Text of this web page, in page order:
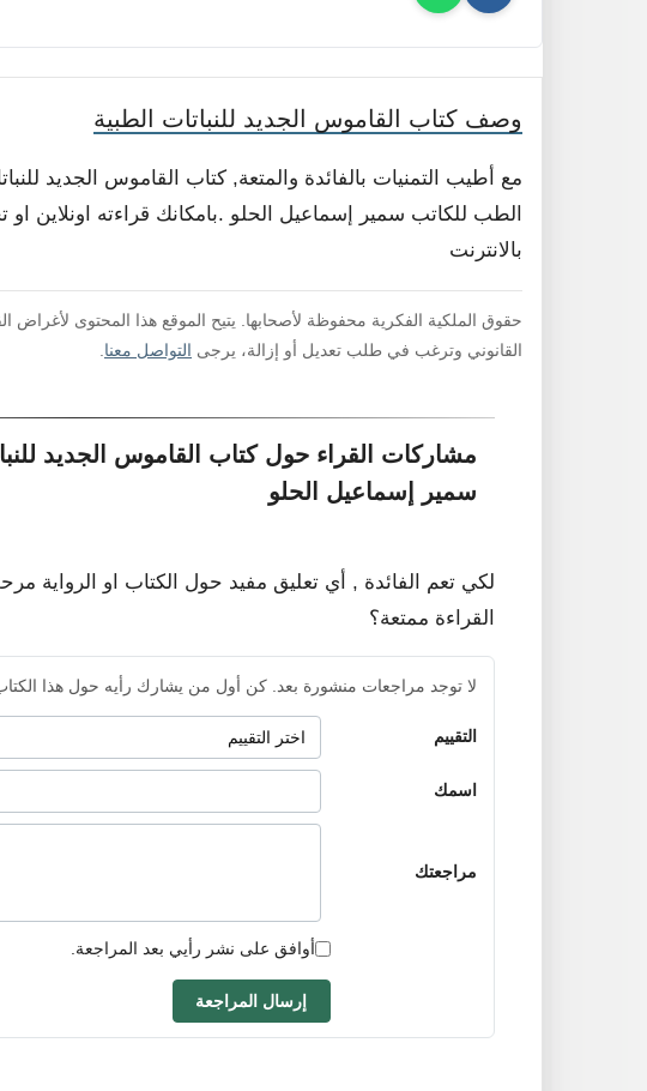
وصف كتاب القاموس الجديد للنباتات الطبية
مع أطيب التمنيات بالفائدة والمتعة, كتاب القاموس الجديد
الطب للكاتب سمير إسماعيل الحلو .بامكانك قراءته اونلاين
بالانترنت
حقوق الملكية الفكرية محفوظة لأصحابها. يتيح الموقع هذا المحتوى
القانوني وترغب في طلب تعديل أو إزالة، يرجى التواصل معنا
مشاركات القراء حول كتاب القاموس الجديد
سمير إسماعيل الحلو
لكي تعم الفائدة , أي تعليق مفيد حول الكتاب او الرواية
القراءة ممتعة؟
لا توجد مراجعات منشورة بعد. كن أول من يشارك رأيه حول هذا
التقييم
اسمك
مراجعتك
أوافق على نشر رأيي بعد المراجعة.
إرسال المراجعة